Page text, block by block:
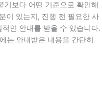
기보다 어떤 기준으로 확인해
이 있는지, 진행 전 필요한 사
인 안내를 받을 수 있습니다.
는 안내받은 내용을 간단히